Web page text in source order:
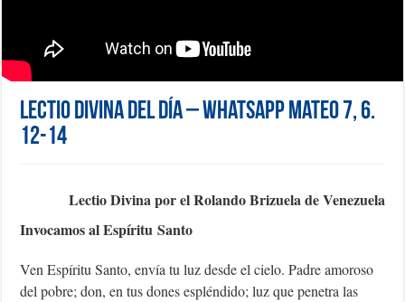
Lectio Divina del día – WhatsApp Mateo 7, 6.
12-14
Lectio Divina por el Rolando Brizuela de Venezuela
Invocamos alEspíritu Santo
Ven Espíritu Santo, envía tu luz desde el cielo. Padre amoroso
del pobre; don, en tus dones espléndido; luz que penetra las